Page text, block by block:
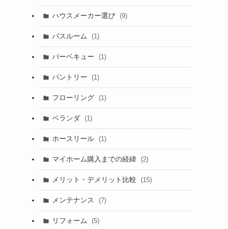
ハウスメーカー選び (9)
バスルーム (1)
バーベキュー (1)
パントリー (1)
フローリング (1)
ベランダ (1)
ホースリール (1)
マイホーム購入までの経緯 (2)
メリット・デメリット比較 (15)
メンテナンス (7)
リフォーム (5)